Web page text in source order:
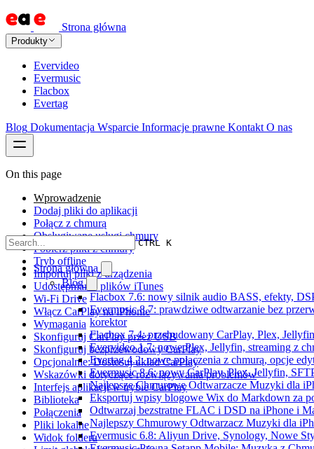
Strona główna
Produkty
Evervideo
Evermusic
Flacbox
Evertag
Blog Dokumentacja Wsparcie Informacje prawne Kontakt O nas
CTRL K
Strona główna
Blog
Flacbox 7.6: nowy silnik audio BASS, efekty,
Evermusic 8.7: prawdziwe odtwarzanie bez
korektor
Flacbox 7.4: przebudowany CarPlay, Plex,
Evervideo 1.7: nowe Plex, Jellyfin, streaming z
Evertag 4.2: nowe połączenia z chmurą, opcje
Evermusic 8.6: nowy CarPlay, Plex, Jellyfin,
Najlepsze Chmurowe Odtwarzacze Muzyki dla
Eksportuj wpisy blogowe Wix do Markdown za
Odtwarzaj bezstratne FLAC i DSD na iPhone i
Najlepszy Chmurowy Odtwarzacz Muzyki dla
Evermusic 6.8: Aliyun Drive, Synology, Nowe
On this page
Wprowadzenie
Dodaj pliki do aplikacji
Połącz z chmurą
Obsługiwane usługi chmury
Pobierz pliki z chmury
Tryb offline
Importuj pliki z urządzenia
Udostępnianie plików iTunes
Wi-Fi Drive
Włącz CarPlay na iPhonie
Wymagania
Skonfiguruj CarPlay przez USB
Skonfiguruj bezprzewodowy CarPlay
Opcjonalnie: Dostosuj układ CarPlay
Wskazówki dotyczące rozwiązywania problemów
Interfejs aplikacji w trybie CarPlay
Biblioteka
Połączenia
Pliki lokalne
Widok folderu